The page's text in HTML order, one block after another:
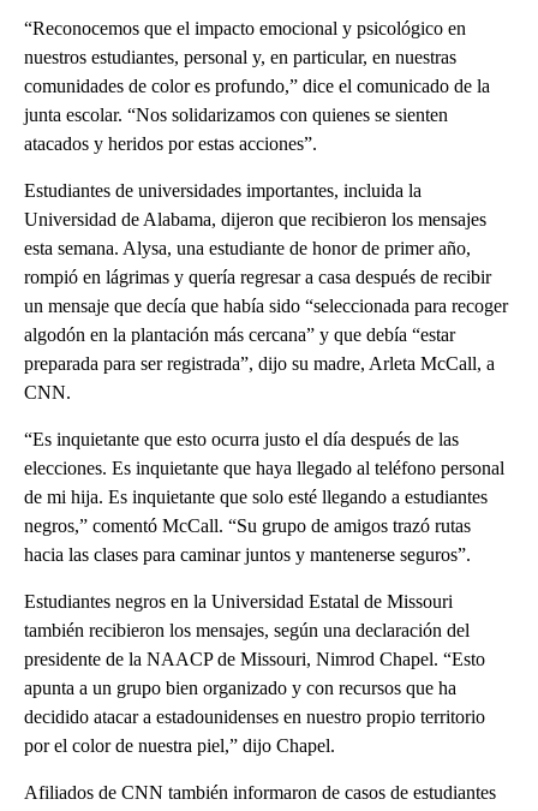
“Reconocemos que el impacto emocional y psicológico en
nuestros estudiantes, personal y, en particular, en nuestras
comunidades de color es profundo,” dice el comunicado de la
junta escolar. “Nos solidarizamos con quienes se sienten
atacados y heridos por estas acciones”.
Estudiantes de universidades importantes, incluida la
Universidad de Alabama, dijeron que recibieron los mensajes
esta semana. Alysa, una estudiante de honor de primer año,
rompió en lágrimas y quería regresar a casa después de recibir
un mensaje que decía que había sido “seleccionada para recoger
algodón en la plantación más cercana” y que debía “estar
preparada para ser registrada”, dijo su madre, Arleta McCall, a
CNN.
“Es inquietante que esto ocurra justo el día después de las
elecciones. Es inquietante que haya llegado al teléfono personal
de mi hija. Es inquietante que solo esté llegando a estudiantes
negros,” comentó McCall. “Su grupo de amigos trazó rutas
hacia las clases para caminar juntos y mantenerse seguros”.
Estudiantes negros en la Universidad Estatal de Missouri
también recibieron los mensajes, según una declaración del
presidente de la NAACP de Missouri, Nimrod Chapel. “Esto
apunta a un grupo bien organizado y con recursos que ha
decidido atacar a estadounidenses en nuestro propio territorio
por el color de nuestra piel,” dijo Chapel.
Afiliados de CNN también informaron de casos de estudiantes